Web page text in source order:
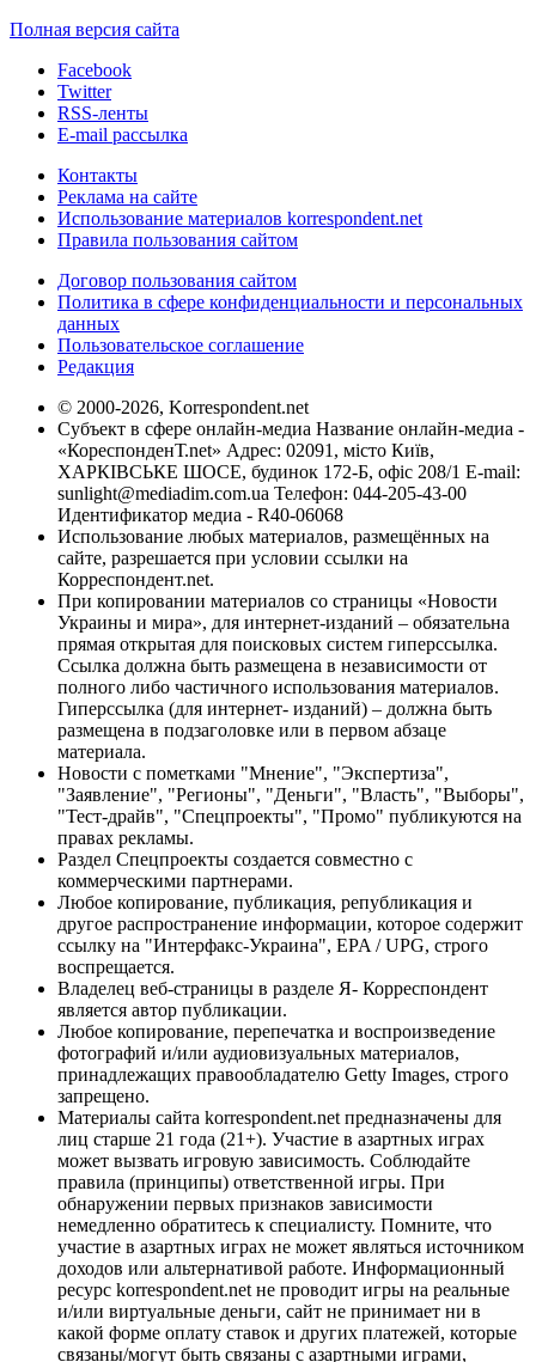
Полная версия сайта
Facebook
Twitter
RSS-ленты
E-mail рассылка
Контакты
Реклама на сайте
Использование материалов korrespondent.net
Правила пользования сайтом
Договор пользования сайтом
Политика в сфере конфиденциальности и персональных
данных
Пользовательское соглашение
Редакция
© 2000-2026, Korrespondent.net
Субъект в сфере онлайн-медиа Название онлайн-медиа -
«КореспонденТ.net» Адрес: 02091, місто Київ,
ХАРКІВСЬКЕ ШОСЕ, будинок 172-Б, офіс 208/1 E-mail:
sunlight@mediadim.com.ua Телефон: 044-205-43-00
Идентификатор медиа - R40-06068
Использование любых материалов, размещённых на
сайте, разрешается при условии ссылки на
Корреспондент.net.
При копировании материалов со страницы «Новости
Украины и мира», для интернет-изданий – обязательна
прямая открытая для поисковых систем гиперссылка.
Ссылка должна быть размещена в независимости от
полного либо частичного использования материалов.
Гиперссылка (для интернет- изданий) – должна быть
размещена в подзаголовке или в первом абзаце
материала.
Новости с пометками "Мнение", "Экспертиза",
"Заявление", "Регионы", "Деньги", "Власть", "Выборы",
"Тест-драйв", "Спецпроекты", "Промо" публикуются на
правах рекламы.
Раздел Спецпроекты создается совместно с
коммерческими партнерами.
Любое копирование, публикация, републикация и
другое распространение информации, которое содержит
ссылку на "Интерфакс-Украина", EPA / UPG, строго
воспрещается.
Владелец веб-страницы в разделе Я- Корреспондент
является автор публикации.
Любое копирование, перепечатка и воспроизведение
фотографий и/или аудиовизуальных материалов,
принадлежащих правообладателю Getty Images, строго
запрещено.
Материалы сайта korrespondent.net предназначены для
лиц старше 21 года (21+). Участие в азартных играх
может вызвать игровую зависимость. Соблюдайте
правила (принципы) ответственной игры. При
обнаружении первых признаков зависимости
немедленно обратитесь к специалисту. Помните, что
участие в азартных играх не может являться источником
доходов или альтернативой работе. Информационный
ресурс korrespondent.net не проводит игры на реальные
и/или виртуальные деньги, сайт не принимает ни в
какой форме оплату ставок и других платежей, которые
связаны/могут быть связаны с азартными играми,